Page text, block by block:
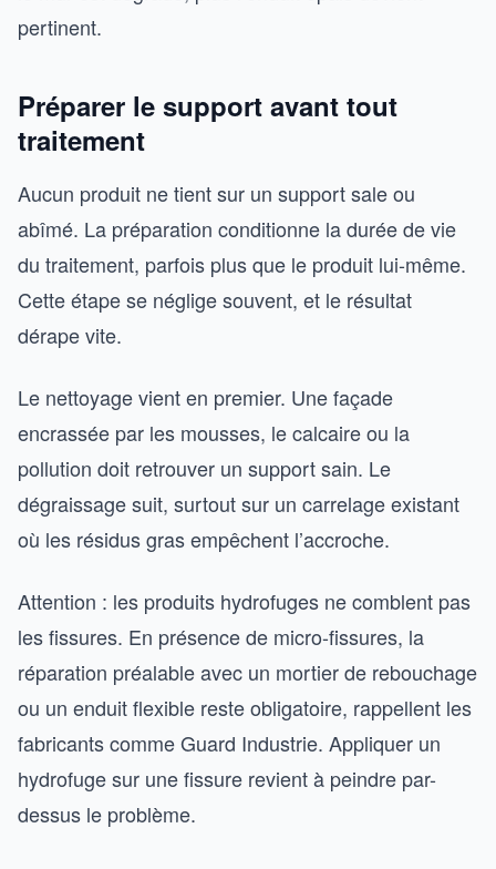
pertinent.
Préparer le support avant tout
traitement
Aucun produit ne tient sur un support sale ou
abîmé. La préparation conditionne la durée de vie
du traitement, parfois plus que le produit lui-même.
Cette étape se néglige souvent, et le résultat
dérape vite.
Le nettoyage vient en premier. Une façade
encrassée par les mousses, le calcaire ou la
pollution doit retrouver un support sain. Le
dégraissage suit, surtout sur un carrelage existant
où les résidus gras empêchent l’accroche.
Attention : les produits hydrofuges ne comblent pas
les fissures. En présence de micro-fissures, la
réparation préalable avec un mortier de rebouchage
ou un enduit flexible reste obligatoire, rappellent les
fabricants comme Guard Industrie. Appliquer un
hydrofuge sur une fissure revient à peindre par-
dessus le problème.